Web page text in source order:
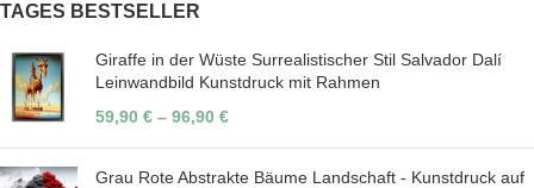
TAGES BESTSELLER
Giraffe in der Wüste Surrealistischer Stil Salvador Dalí
Leinwandbild Kunstdruck mit Rahmen
59,90 € – 96,90 €
Grau Rote Abstrakte Bäume Landschaft - Kunstdruck auf